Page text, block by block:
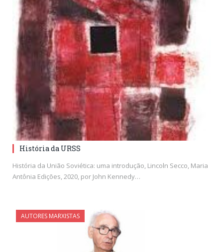
História da URSS
História da União Soviética: uma introdução, Lincoln Secco, Maria
Antônia Edições, 2020, por John Kennedy…
AUTORES MARXISTAS